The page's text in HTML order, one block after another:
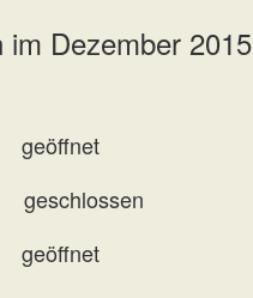
Dezember 2015